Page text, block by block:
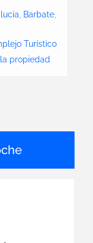
Barbate
Turístico
propiedad